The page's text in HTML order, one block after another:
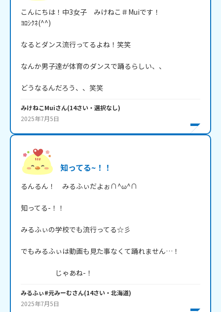
こんにちは！中3女子　みけねこ＃Muiです！
ﾖﾛｼｸﾈ(^^)
なるとダンス流行ってるよね！笑笑
なんか男子達が体育のダンスで踊るらしい、、
どうなるんだろう、、笑笑
みけねこMuiさん(14さい・ 選択なし)
2025年7月5日
知ってる~！！
るんるん！　みるふぃだよぉ∩^ω^∩
知ってる-！！
みるふぃの学校でも流行ってる☆彡
でもみるふぃは動画も見た事なくて踊れません…！
じゃあね-！
みるふぃ#元みーむさん(14さい・ 北海道)
2025年7月5日